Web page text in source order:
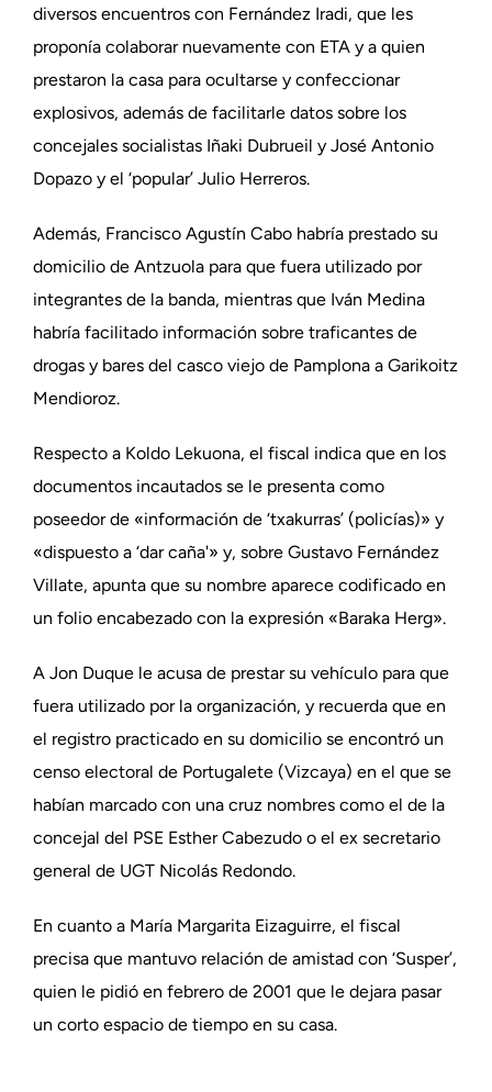
diversos encuentros con Fernández Iradi, que les
proponía colaborar nuevamente con ETA y a quien
prestaron la casa para ocultarse y confeccionar
explosivos, además de facilitarle datos sobre los
concejales socialistas Iñaki Dubrueil y José Antonio
Dopazo y el ‘popular’ Julio Herreros.
Además, Francisco Agustín Cabo habría prestado su
domicilio de Antzuola para que fuera utilizado por
integrantes de la banda, mientras que Iván Medina
habría facilitado información sobre traficantes de
drogas y bares del casco viejo de Pamplona a Garikoitz
Mendioroz.
Respecto a Koldo Lekuona, el fiscal indica que en los
documentos incautados se le presenta como
poseedor de «información de ‘txakurras’ (policías)» y
«dispuesto a ‘dar caña'» y, sobre Gustavo Fernández
Villate, apunta que su nombre aparece codificado en
un folio encabezado con la expresión «Baraka Herg».
A Jon Duque le acusa de prestar su vehículo para que
fuera utilizado por la organización, y recuerda que en
el registro practicado en su domicilio se encontró un
censo electoral de Portugalete (Vizcaya) en el que se
habían marcado con una cruz nombres como el de la
concejal del PSE Esther Cabezudo o el ex secretario
general de UGT Nicolás Redondo.
En cuanto a María Margarita Eizaguirre, el fiscal
precisa que mantuvo relación de amistad con ‘Susper’,
quien le pidió en febrero de 2001 que le dejara pasar
un corto espacio de tiempo en su casa.